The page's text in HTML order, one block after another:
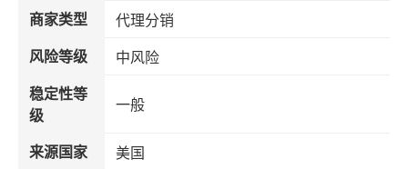
商家类型
代理分销
风险等级
中风险
稳定性等
级
一般
来源国家
美国